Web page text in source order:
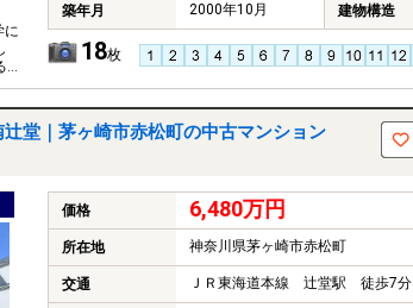
に
築年月 2000年10月 建物構造
18枚
堂｜茅ヶ崎市赤松町の中古マンション
価格 6,480万円
所在地 神奈川県茅ヶ崎市赤松町
交通 ＪＲ東海道本線 辻堂駅 徒歩7分